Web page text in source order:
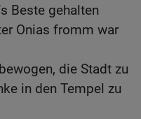
Beste gehalten
Onias fromm war
die Stadt zu
in den Tempel zu